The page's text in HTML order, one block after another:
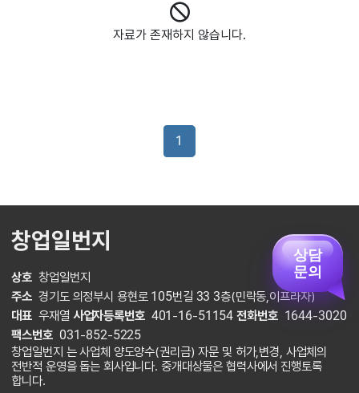
자료가 존재하지 않습니다.
1
창업일번지
상호 창업일번지
주소 경기도 의정부시 용현로 105번길 33 3층(민락동,이프라자)
대표 우재열 사업자등록번호 401-16-51154 전화번호 1644-3020
팩스번호 031-852-5225
창업일번지 는 사업체 양도양수(권리금) 자문 및 허가,변경, 사업체의
전반적 운영을 돕는 회사입니다. 중개대상물은 협력사에서 진행토록
합니다.
상담
문의